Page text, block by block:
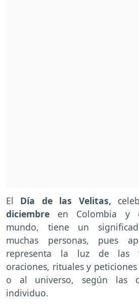
El Día de las Velitas,
diciembre en Colombia y
mundo, tiene un
muchas personas, pues
representa la luz de las
oraciones, rituales y
o al universo, según las
individuo.